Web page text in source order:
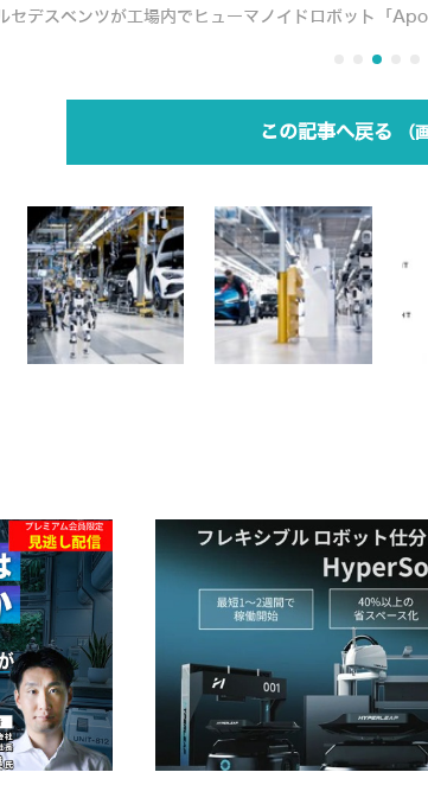
セデスベンツが工場内でヒューマノイドロボット「
この記事へ戻る